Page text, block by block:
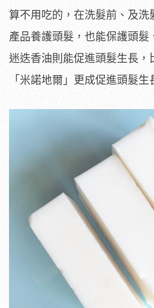
算不用吃的，在洗髮前、及洗
產品養護頭髮，也能保護頭髮
迷迭香油則能促進頭髮生長，
「米諾地爾」更成促進頭髮